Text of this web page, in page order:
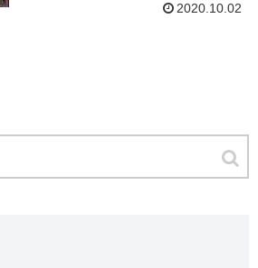
2020.10.02